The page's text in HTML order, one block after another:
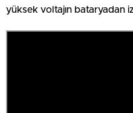
yüksek voltajın bataryadan